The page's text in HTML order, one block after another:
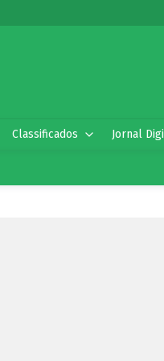
Classificados Jornal